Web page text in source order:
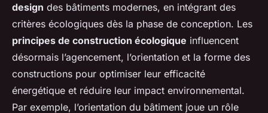
design des bâtiments modernes, en intégrant des
critères écologiques dès la phase de conception. Les
principes de construction écologique influencent
désormais l’agencement, l’orientation et la forme des
constructions pour optimiser leur efficacité
énergétique et réduire leur impact environnemental.
Par exemple, l’orientation du bâtiment joue un rôle